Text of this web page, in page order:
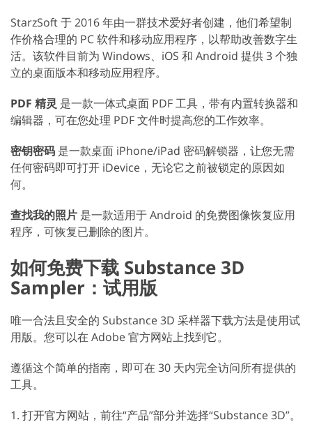
StarzSoft 于 2016 年由一群技术爱好者创建，他们希望制
作价格合理的 PC 软件和移动应用程序，以帮助改善数字生
活。该软件目前为 Windows、iOS 和 Android 提供 3 个独
立的桌面版本和移动应用程序。
PDF 精灵 是一款一体式桌面 PDF 工具，带有内置转换器和
编辑器，可在您处理 PDF 文件时提高您的工作效率。
密钥密码 是一款桌面 iPhone/iPad 密码解锁器，让您无需
任何密码即可打开 iDevice，无论它之前被锁定的原因如
何。
查找我的照片 是一款适用于 Android 的免费图像恢复应用
程序，可恢复已删除的图片。
如何免费下载 Substance 3D
Sampler：试用版
唯一合法且安全的 Substance 3D 采样器下载方法是使用试
用版。您可以在 Adobe 官方网站上找到它。
遵循这个简单的指南，即可在 30 天内完全访问所有提供的
工具。
1. 打开官方网站，前往“产品”部分并选择“Substance 3D”。